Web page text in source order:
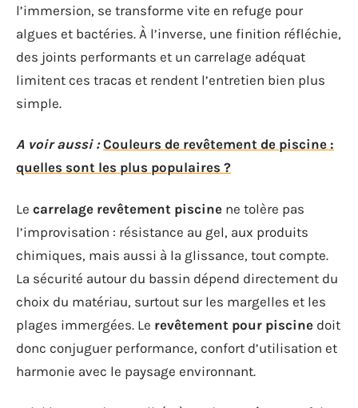
l’immersion, se transforme vite en refuge pour
algues et bactéries. À l’inverse, une finition réfléchie,
des joints performants et un carrelage adéquat
limitent ces tracas et rendent l’entretien bien plus
simple.
A voir aussi : Couleurs de revêtement de piscine :
quelles sont les plus populaires ?
Le carrelage revêtement piscine ne tolère pas
l’improvisation : résistance au gel, aux produits
chimiques, mais aussi à la glissance, tout compte.
La sécurité autour du bassin dépend directement du
choix du matériau, surtout sur les margelles et les
plages immergées. Le revêtement pour piscine doit
donc conjuguer performance, confort d’utilisation et
harmonie avec le paysage environnant.